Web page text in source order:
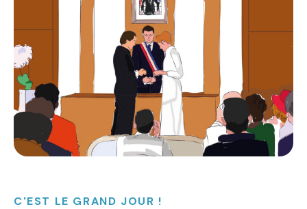
C'EST LE GRAND JOUR !